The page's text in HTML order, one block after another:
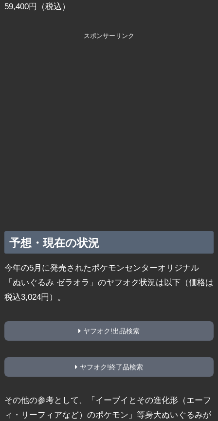
59,400円（税込）
スポンサーリンク
予想・現在の状況
今年の5月に発売されたポケモンセンターオリジナル
「ぬいぐるみ ゼラオラ」のヤフオク状況は以下（価格は
税込3,024円）。
ヤフオク!出品検索
ヤフオク!終了品検索
その他の参考として、「イーブイとその進化形（エーフ
ィ・リーフィアなど）のポケモン」等身大ぬいぐるみが